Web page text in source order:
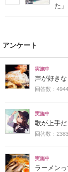
た」
アンケート
実施中
声が好き
回答数：
実施中
歌が上手
回答数：
実施中
ラーメン